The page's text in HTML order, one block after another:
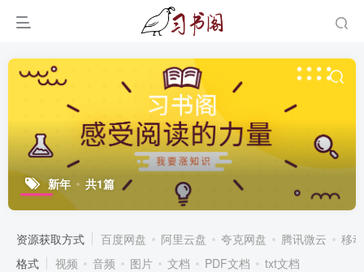
新年 共1篇
资源获取方式 百度网盘 阿里云盘 夸克网盘 腾讯微云
移
格式
视频 音频 图片 文档 PDF文档
txt文档